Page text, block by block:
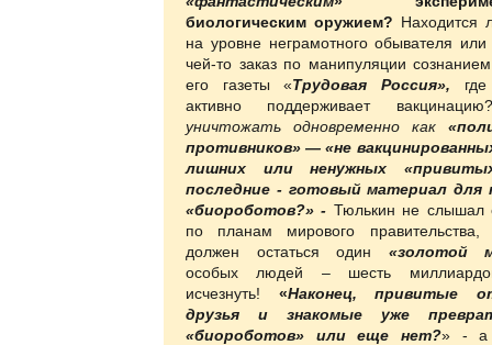
биологическим оружием? Находится
на уровне неграмотного обывателя
чей-то заказ по манипуляции
его газеты «Трудовая Россия»,
активно поддерживает
уничтожать одновременно как
противников» — «не
лишних или ненужных
последние - готовый материал для
«биороботов?» - Тюлькин не слышал
по планам мирового
должен остаться один «золотой
особых людей – шесть
исчезнуть! «Наконец, привитые
друзья и знакомые уже
«биороботов» или еще нет?» - а